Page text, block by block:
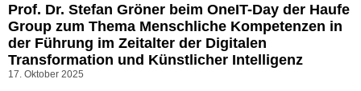
Prof. Dr. Stefan Gröner beim OneIT-Day der Haufe
Group zum Thema Menschliche Kompetenzen in
der Führung im Zeitalter der Digitalen
Transformation und Künstlicher Intelligenz
17. Oktober 2025